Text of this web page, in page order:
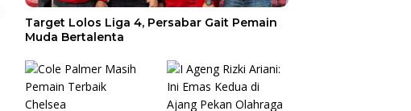
Target Lolos Liga 4, Persabar Gait Pemain
Muda Bertalenta